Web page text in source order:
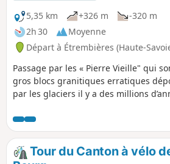
5,35 km
+326 m
-320 m
2h 30
Moyenne
Départ à Étrembières (Haute-
Passage par les « Pierre Vieille" qui
gros blocs granitiques erratiques
par les glaciers il y a des millions
emmène ensuite au Crêt du Chable
point de vue sur la vallée de l’Arve et
Mont-blanc. Itinéraire déconseillé aux
personnes sujettes au vertige et par
Tour du Canton à vélo